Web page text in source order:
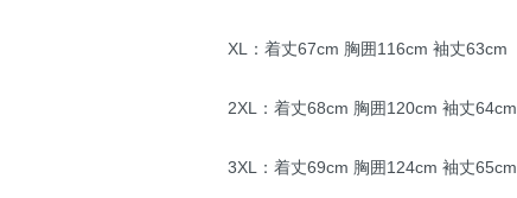
XL：着丈67cm 胸囲116cm 袖丈63cm
2XL：着丈68cm 胸囲120cm 袖丈64cm
3XL：着丈69cm 胸囲124cm 袖丈65cm